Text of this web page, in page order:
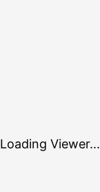
Loading Viewer...